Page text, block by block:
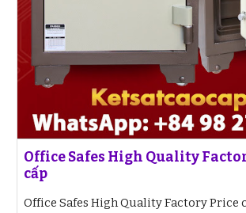
Office Safes High Quality
cấp
Office Safes High Quality Factory Price